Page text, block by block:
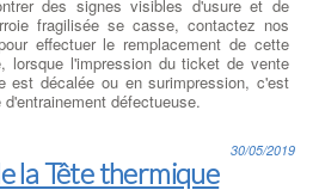
des signes visibles d'usure et de
fragilisée se casse, contactez nos
effectuer le remplacement de cette
lorsque l'impression du ticket de vente
est décalée ou en surimpression, c'est
défectueuse.
la Tête thermique
30/05/2019